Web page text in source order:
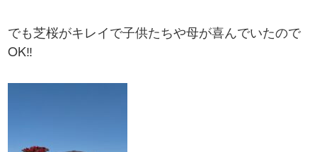
でも芝桜がキレイで子供たちや母が喜んでいたので
OK‼